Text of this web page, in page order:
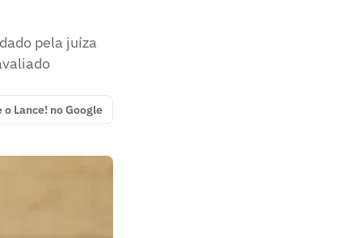
pela juíza
o Lance! no Google